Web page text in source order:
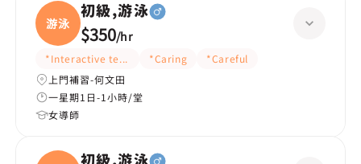
游泳
初級,游泳
$350/hr
*Interactive teaching*Caring
*Careful
上門補習-何文田
一星期1日-1小時/堂
女導師